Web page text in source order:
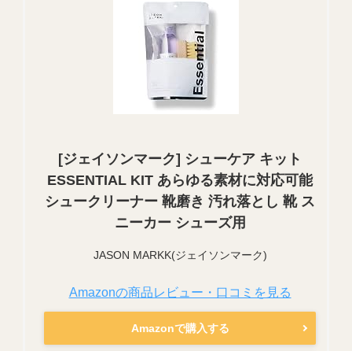
[ジェイソンマーク] シューケア キット
ESSENTIAL KIT あらゆる素材に対応可能
シュークリーナー 靴磨き 汚れ落とし 靴 ス
ニーカー シューズ用
JASON MARKK(ジェイソンマーク)
Amazonの商品レビュー・口コミを見る
Amazonで購入する